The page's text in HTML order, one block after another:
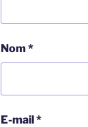
Nom *
E-mail*